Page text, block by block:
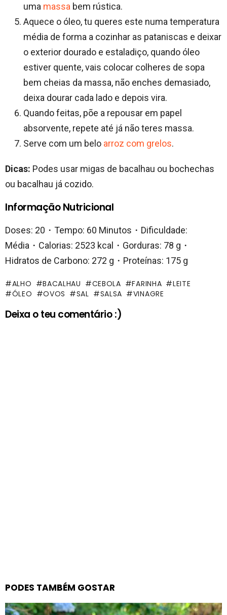
uma massa bem rústica.
Aquece o óleo, tu queres este numa temperatura
média de forma a cozinhar as pataniscas e deixar
o exterior dourado e estaladiço, quando óleo
estiver quente, vais colocar colheres de sopa
bem cheias da massa, não enches demasiado,
deixa dourar cada lado e depois vira.
Quando feitas, põe a repousar em papel
absorvente, repete até já não teres massa.
Serve com um belo arroz com grelos.
Dicas: Podes usar migas de bacalhau ou bochechas
ou bacalhau já cozido.
Informação Nutricional
Doses: 20・Tempo: 60 Minutos・Dificuldade:
Média・Calorias: 2523 kcal・Gorduras: 78 g・
Hidratos de Carbono: 272 g・Proteínas: 175 g
ALHO BACALHAU CEBOLA FARINHA
LEITE
ÓLEO
OVOS SAL SALSA VINAGRE
Deixa o teu comentário :)
PODES TAMBÉM GOSTAR